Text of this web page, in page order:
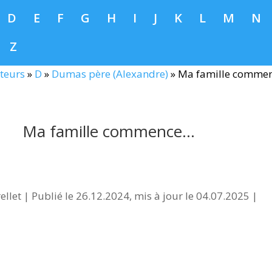
D E F G H I J K L M N
Z
» D » Dumas père (Alexandre) » Ma famille
Ma famille commence…
| Publié le 26.12.2024, mis à jour le 04.07.2025 |